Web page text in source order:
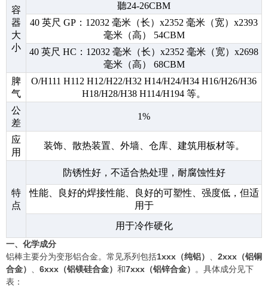
容
器
大
小
聽24-26CBM
40 英尺 GP：12032 毫米（长）x2352 毫米（宽）x2393
毫米（高） 54CBM
40 英尺 HC：12032 毫米（长）x2352 毫米（宽）x2698
毫米（高） 68CBM
脾
气
O/H111 H112 H12/H22/H32 H14/H24/H34 H16/H26/H36
H18/H28/H38 H114/H194 等。
公
差
1%
应
用
装饰、散热装置、外墙、仓库、建筑用板材等。
特
点
防锈性好，不适合热处理，耐腐蚀性好
性能、良好的焊接性能、良好的可塑性、强度低，但适
用于
用于冷作硬化
一、化学成分
铝棒主要分为变形铝合金。常见系列包括1xxx（纯铝）
2xxx（铝铜
合金）
6xxx（铝镁硅合金） 和7xxx（铝锌合金）
。具体成分见下
表：